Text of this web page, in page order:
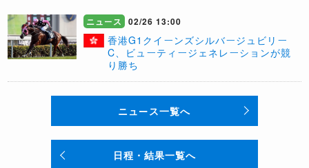
ニュース 02/26 13:00
​香港G1クイーンズシルバージュビリー
C、ビューティージェネレーションが競
り勝ち
ニュース一覧へ
日程・結果一覧へ